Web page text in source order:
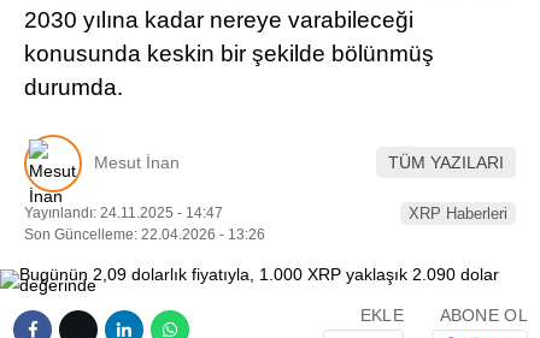
Telegram
2030 yılına kadar nereye varabileceği
konusunda keskin bir şekilde bölünmüş
durumda.
Mesut İnan TÜM YAZILARI
Yayınlandı: 24.11.2025 - 14:47
Son Güncelleme: 22.04.2026 - 13:26
XRP Haberleri
EKLE ABONE OL